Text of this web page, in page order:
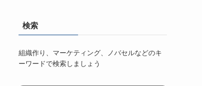
検索
組織作り、マーケティング、ノバセルなどのキ
ーワードで検索しましょう